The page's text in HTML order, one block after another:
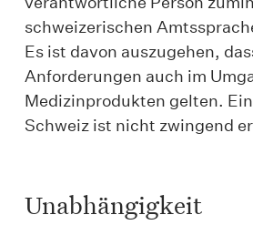
schweizerischen
Es ist davon auszugehen,
Anforderungen auch im
Medizinprodukten gelten.
Schweiz ist nicht zwingend
Unabhängigkeit